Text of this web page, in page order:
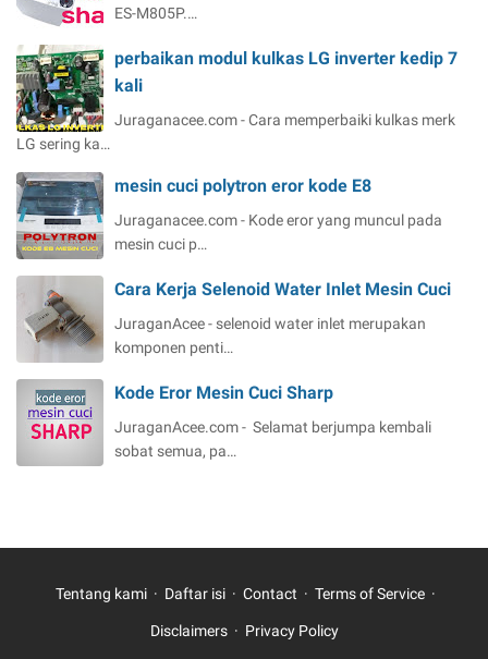
ES-M805P.…
perbaikan modul kulkas LG inverter kedip 7
kali
Juraganacee.com - Cara memperbaiki kulkas merk
LG sering ka…
mesin cuci polytron eror kode E8
Juraganacee.com - Kode eror yang muncul pada
mesin cuci p…
Cara Kerja Selenoid Water Inlet Mesin Cuci
JuraganAcee - selenoid water inlet merupakan
komponen penti…
Kode Eror Mesin Cuci Sharp
JuraganAcee.com - Selamat berjumpa kembali
sobat semua, pa…
Tentang kami Daftar isi Contact Terms of Service
Disclaimers Privacy Policy